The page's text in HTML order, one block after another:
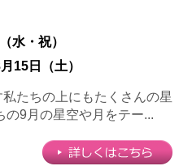
水・祝）
15日（土）
たちの上にもたくさんの星
の9月の星空や月をテー...